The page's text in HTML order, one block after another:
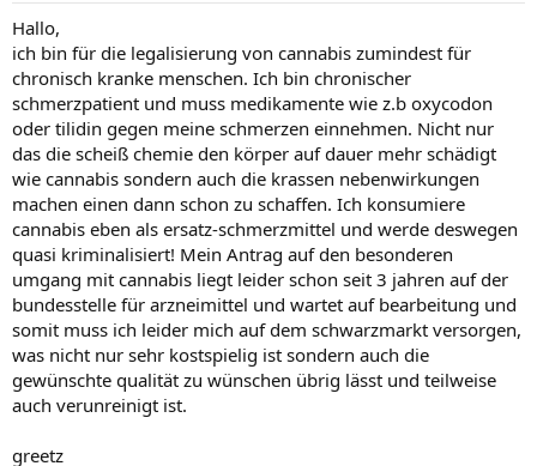
Hallo,
ich bin für die legalisierung von cannabis zumindest für
chronisch kranke menschen. Ich bin chronischer
schmerzpatient und muss medikamente wie z.b oxycodon
oder tilidin gegen meine schmerzen einnehmen. Nicht nur
das die scheiß chemie den körper auf dauer mehr schädigt
wie cannabis sondern auch die krassen nebenwirkungen
machen einen dann schon zu schaffen. Ich konsumiere
cannabis eben als ersatz-schmerzmittel und werde deswegen
quasi kriminalisiert! Mein Antrag auf den besonderen
umgang mit cannabis liegt leider schon seit 3 jahren auf der
bundesstelle für arzneimittel und wartet auf bearbeitung und
somit muss ich leider mich auf dem schwarzmarkt versorgen,
was nicht nur sehr kostspielig ist sondern auch die
gewünschte qualität zu wünschen übrig lässt und teilweise
auch verunreinigt ist.
greetz